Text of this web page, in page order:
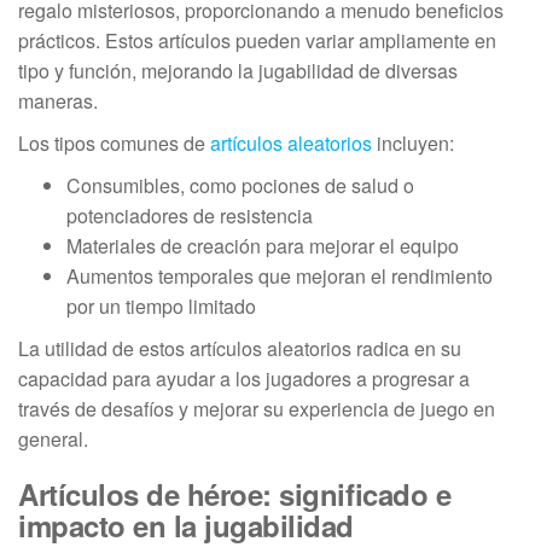
regalo misteriosos, proporcionando a menudo beneficios
prácticos. Estos artículos pueden variar ampliamente en
tipo y función, mejorando la jugabilidad de diversas
maneras.
Los tipos comunes deartículos aleatorios incluyen:
Consumibles, como pociones de salud o
potenciadores de resistencia
Materiales de creación para mejorar el equipo
Aumentos temporales que mejoran el rendimiento
por un tiempo limitado
La utilidad de estos artículos aleatorios radica en su
capacidad para ayudar a los jugadores a progresar a
través de desafíos y mejorar su experiencia de juego en
general.
Artículos de héroe: significado e
impacto en la jugabilidad